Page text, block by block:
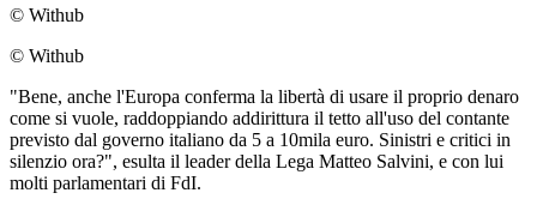
© Withub
© Withub
"Bene, anche l'Europa conferma la libertà di usare il proprio denaro
come si vuole, raddoppiando addirittura il tetto all'uso del contante
previsto dal governo italiano da 5 a 10mila euro. Sinistri e critici in
silenzio ora?", esulta il leader della Lega Matteo Salvini, e con lui
molti parlamentari di FdI.